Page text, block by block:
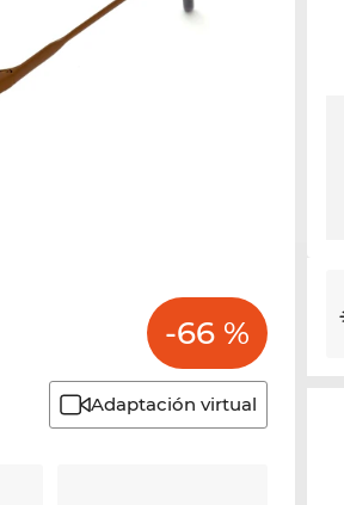
-66 %
Adaptación virtual